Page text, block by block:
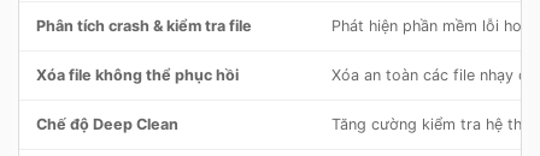
Phân tích crash & kiểm tra file Phát hiện phần mềm lỗi
Xóa file không thể phục hồi Xóa an toàn các file nhạy
Chế độ Deep Clean Tăng cường kiểm tra hệ